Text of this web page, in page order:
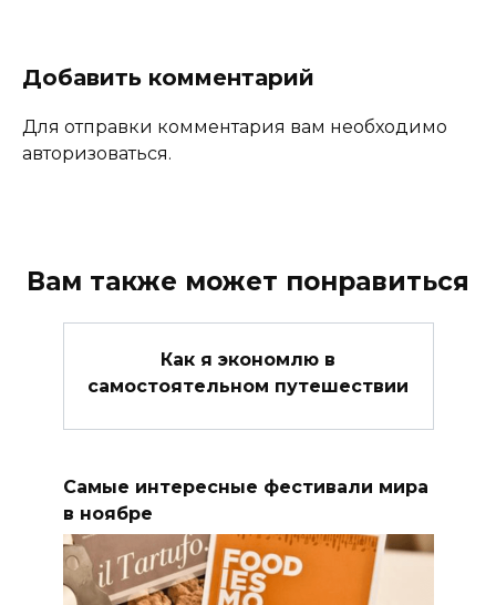
Добавить комментарий
Для отправки комментария вам необходимо
авторизоваться.
Вам также может понравиться
Как я экономлю в
самостоятельном путешествии
Самые интересные фестивали мира
в ноябре